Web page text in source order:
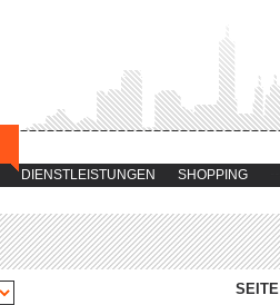
DIENSTLEISTUNGEN SHOPPING
SEITE